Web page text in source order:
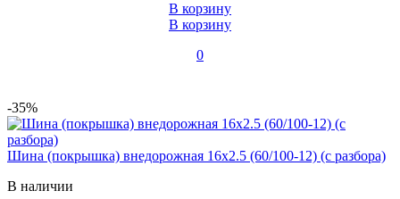
В корзину
В корзину
0
-35%
Шина (покрышка) внедорожная 16x2.5 (60/100-12) (с разбора)
В наличии